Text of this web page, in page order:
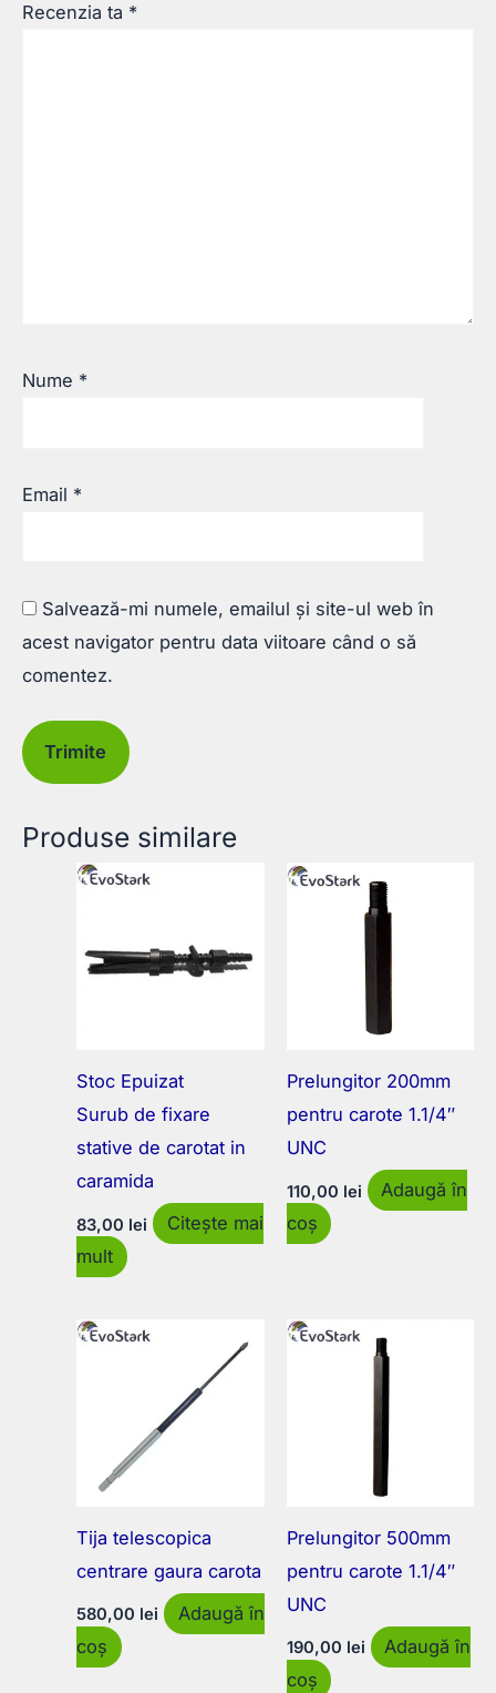
Recenzia ta *
Nume *
Email *
Salvează-mi numele, emailul și site-ul web în
acest navigator pentru data viitoare când o să
comentez.
Produse similare
Stoc Epuizat
Surub de fixare
stative de carotat in
caramida
83,00 lei
Citește mai
mult
Prelungitor 200mm
pentru carote 1.1/4″
UNC
110,00 lei
Adaugă în
coș
Tija telescopica
centrare gaura carota
580,00 lei
Adaugă în
coș
Prelungitor 500mm
pentru carote 1.1/4″
UNC
190,00 lei
Adaugă în
coș